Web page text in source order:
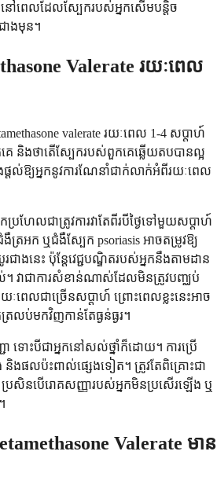
ៅពេលដែលស្បែករបស់អ្នកសើមបន្តិច
ាងមុន។
Valerate រយៈពេល
valerate រយៈពេល 1-4 សប្តាហ៍
និងថាតើស្បែករបស់ពួកគេឆ្លើយតបបានល្អ
ផ្តល់ឱ្យអ្នកនូវការណែនាំជាក់លាក់អំពីរយៈពេល
រហែលជាត្រូវការវាតែពីរបីថ្ងៃទៅមួយសប្តាហ៍
ងឺត្រអក ឬជំងឺស្បែក psoriasis អាចតម្រូវឱ្យ
ាងនេះ ប៉ុន្តែវេជ្ជបណ្ឌិតរបស់អ្នកនឹងតាមដាន
។ វាជាការសំខាន់ណាស់ដែលមិនត្រូវបញ្ឈប់
យៈពេលជាច្រើនសប្តាហ៍ ព្រោះពេលខ្លះនេះអាច
លប់មកវិញកាន់តែធ្ងន់ធ្ងរ។
ជា ទោះបីជាអ្នកនៅសល់ថ្នាំក៏ដោយ។ ការប្រើ
និងផលប៉ះពាល់ផ្សេងទៀត។ ត្រូវតែពិគ្រោះជា
ប្រសិនបើរោគសញ្ញារបស់អ្នកមិនប្រសើរឡើង ឬ
Valerate មាន